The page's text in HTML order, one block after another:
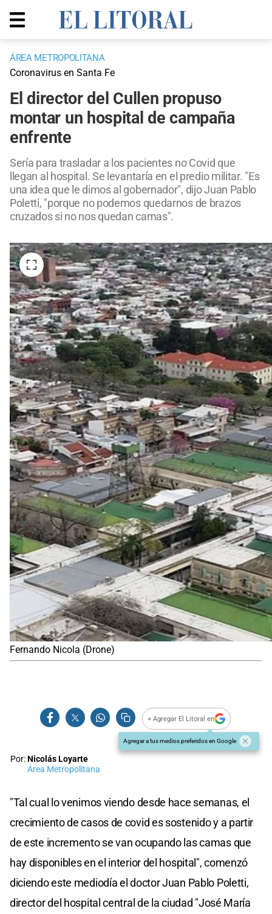
ÁREA METROPOLITANA
Coronavirus en Santa Fe
El director del Cullen propuso
montar un hospital de campaña
enfrente
Sería para trasladar a los pacientes no Covid que
llegan al hospital. Se levantaría en el predio militar. "Es
una idea que le dimos al gobernador", dijo Juan Pablo
Poletti, "porque no podemos quedarnos de brazos
cruzados si no nos quedan camas".
Fernando Nicola (Drone)
+ Agregar El Litoral en
Agregar a tus medios preferidos en Google
Por:Nicolás Loyarte
Área Metropolitana
"Tal cual lo venimos viendo desde hace semanas, el
crecimiento de casos de covid es sostenido y a partir
de este incremento se van ocupando las camas que
hay disponibles en el interior del hospital", comenzó
diciendo este mediodía el doctor Juan Pablo Poletti,
director del hospital central de la ciudad "José María